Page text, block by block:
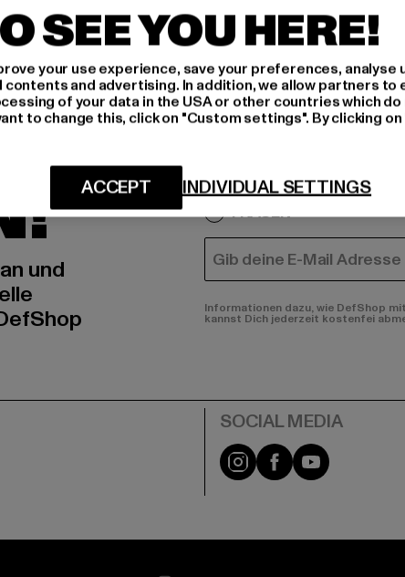
AN,
und
MÄNNER
FRAUEN
E-MAIL
Informationen dazu, wie DefShop
kannst Dich jederzeit kostenfei
Instagram
FacebookYouTube
SEE YOU HERE!
your use experience, save your preferences, analyse
and advertising. In addition, we allow partners to
of your data in the USA or other countries which do
to change this, click on "Custom settings". By clicking
INDIVIDUAL SETTINGS
ACCEPT